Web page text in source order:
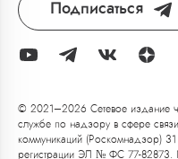
Подписаться
© 2021–2026 Сетевое издание
службе по надзору в сфере
коммуникаций (Роскомнадзор)
регистрации ЭЛ № ФС 77-82873.